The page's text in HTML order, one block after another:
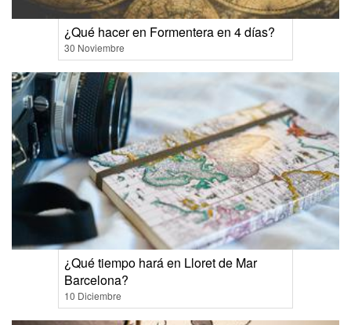
¿Qué hacer en Formentera en 4 días?
30 Noviembre
¿Qué tiempo hará en Lloret de Mar
Barcelona?
10 Diciembre